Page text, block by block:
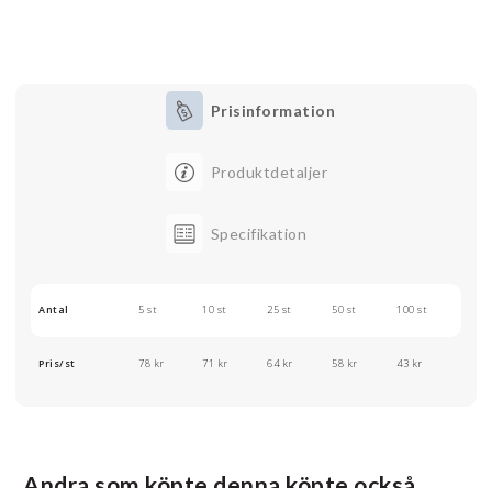
Prisinformation
Produktdetaljer
Specifikation
Antal 5 st 10 st 25 st 50 st 100 st
Pris/st 78 kr 71 kr 64 kr 58 kr 43 kr